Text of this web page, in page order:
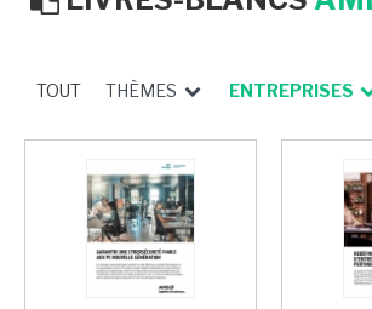
TOUT THÈMES ENTREPRISES